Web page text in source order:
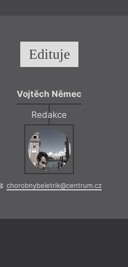
Edituje
Vojtěch Němec
Redakce
chorobnybeletrik@centrum.cz